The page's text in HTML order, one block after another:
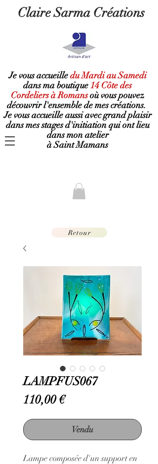
Claire Sarma Créations
Je vous accueilledu Mardi au Samedi
dans ma boutique14 Côte des
Cordeliers à Romansoùvous pouvez
découvrir l'ensemble de mes créations.
Je vous accueille aussi avec grand plaisir
dans mes stages d'initiation qui ont lieu
dans mon atelier
à Saint Mamans
Retour
LAMPFUS067
110,00 €Prix
Vendu
Lampe composée d'un support en